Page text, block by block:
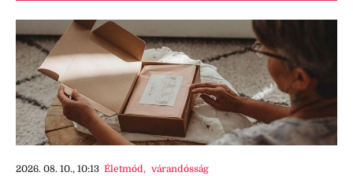
2026. 08. 10., 10:13 Életmód, várandósság